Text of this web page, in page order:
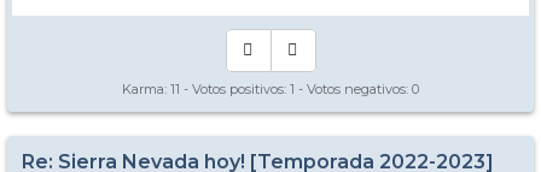
Karma: 11 - Votos positivos: 1 - Votos negativos: 0
Re: Sierra Nevada hoy! [Temporada 2022-2023]